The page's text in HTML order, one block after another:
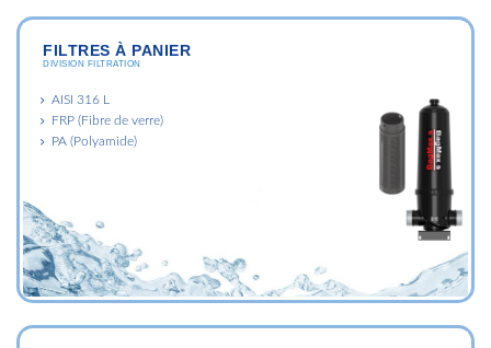
FILTRES À PANIER
DIVISION FILTRATION
AISI 316 L
FRP (Fibre de verre)
PA (Polyamide)